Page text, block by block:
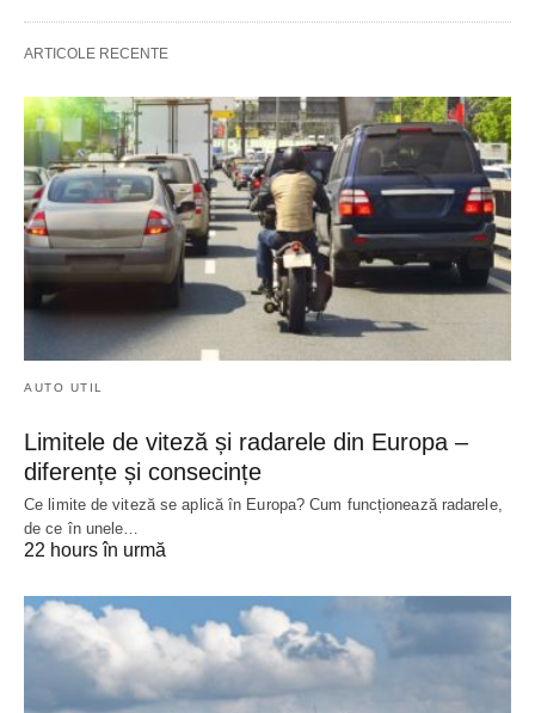
ARTICOLE RECENTE
AUTO UTIL
Limitele de viteză și radarele din Europa –
diferențe și consecințe
Ce limite de viteză se aplică în Europa? Cum funcționează radarele,
de ce în unele…
22 hours în urmă